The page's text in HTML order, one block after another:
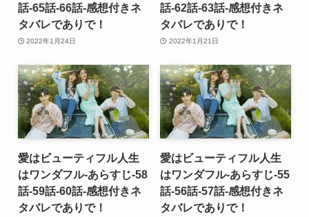
話-65話-66話-感想付きネ
タバレでありで！
2022年1月24日
話-62話-63話-感想付きネ
タバレでありで！
2022年1月21日
愛はビューティフル人生
はワンダフル-あらすじ-58
話-59話-60話-感想付きネ
タバレでありで！
愛はビューティフル人生
はワンダフル-あらすじ-55
話-56話-57話-感想付きネ
タバレでありで！